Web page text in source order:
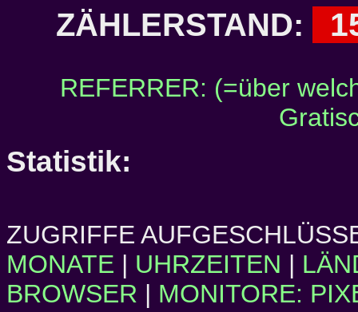
ZÄHLERSTAND:
REFERRER: (=über
Statistik:
ZUGRIFFE
MONATE | UHRZEITEN |
BROWSER | MONITORE: